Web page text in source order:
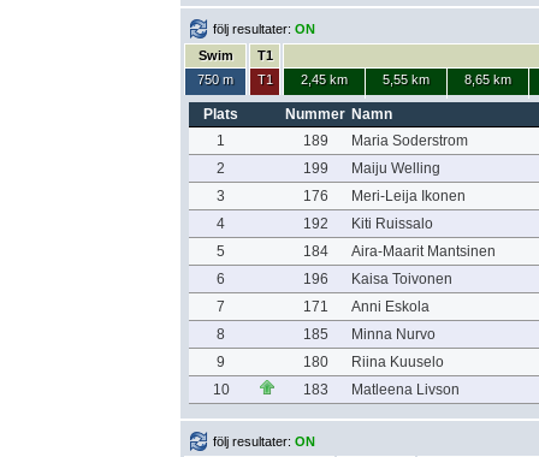
följ resultater: ON
Swim
750 m
T1
T1
2,45 km 5,55 km 8,65 km
Plats Nummer Namn
1
189
Maria Soderstrom
2
199
Maiju Welling
3
176
Meri-Leija Ikonen
4
192
Kiti Ruissalo
5
184
Aira-Maarit Mantsinen
6
196
Kaisa Toivonen
7
171
Anni Eskola
8
185
Minna Nurvo
9
180
Riina Kuuselo
10
183 Matleena Livson
följ resultater: ON